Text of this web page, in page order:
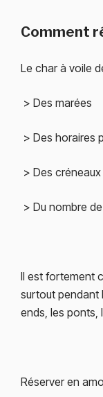
Comment
Le char à voile
> Des marées
> Des horaires
> Des
> Du nombre
Il est fortement
surtout pendant
ends, les ponts,
Réserver en